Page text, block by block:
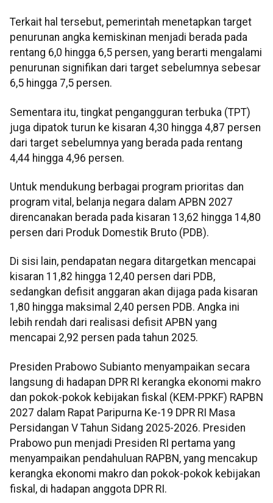
Terkait hal tersebut, pemerintah menetapkan target
penurunan angka kemiskinan menjadi berada pada
rentang 6,0 hingga 6,5 persen, yang berarti mengalami
penurunan signifikan dari target sebelumnya sebesar
6,5 hingga 7,5 persen.
Sementara itu, tingkat pengangguran terbuka (TPT)
juga dipatok turun ke kisaran 4,30 hingga 4,87 persen
dari target sebelumnya yang berada pada rentang
4,44 hingga 4,96 persen.
Untuk mendukung berbagai program prioritas dan
program vital, belanja negara dalam APBN 2027
direncanakan berada pada kisaran 13,62 hingga 14,80
persen dari Produk Domestik Bruto (PDB).
Di sisi lain, pendapatan negara ditargetkan mencapai
kisaran 11,82 hingga 12,40 persen dari PDB,
sedangkan defisit anggaran akan dijaga pada kisaran
1,80 hingga maksimal 2,40 persen PDB. Angka ini
lebih rendah dari realisasi defisit APBN yang
mencapai 2,92 persen pada tahun 2025.
Presiden Prabowo Subianto menyampaikan secara
langsung di hadapan DPR RI kerangka ekonomi makro
dan pokok-pokok kebijakan fiskal (KEM-PPKF) RAPBN
2027 dalam Rapat Paripurna Ke-19 DPR RI Masa
Persidangan V Tahun Sidang 2025-2026. Presiden
Prabowo pun menjadi Presiden RI pertama yang
menyampaikan pendahuluan RAPBN, yang mencakup
kerangka ekonomi makro dan pokok-pokok kebijakan
fiskal, di hadapan anggota DPR RI.